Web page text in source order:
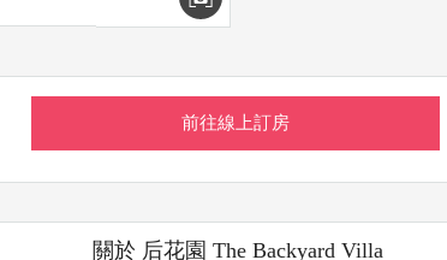
前往線上訂房
關於 后花園 The Backyard Villa